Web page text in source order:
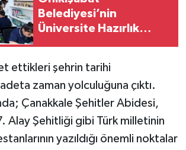
Belediyesi’nin
Üniversite Hazırlık
ettikleri şehrin tarihi
zaman yolculuğuna çıktı.
Çanakkale Şehitler Abidesi,
Alay Şehitliği gibi Türk milletinin
yazıldığı önemli noktalar